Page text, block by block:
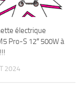
électrique
Pro-S 12″ 500W à
2024